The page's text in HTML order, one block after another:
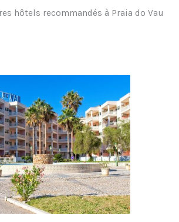
hôtels recommandés à Praia do Vau